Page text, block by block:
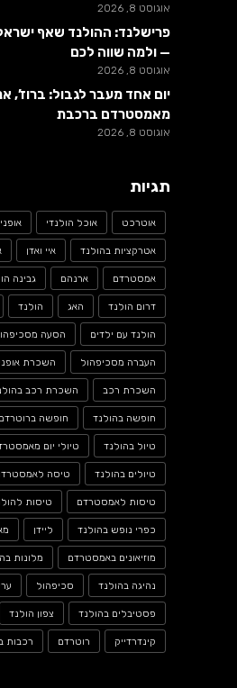
אוגוסט 8, 2026
פרישלנד: ההולנד שאף
— ולמה שווה לכם
אוגוסט 8, 2026
יום אחד מעבר לגבול: ברוז’,
מאמסטרדם ברכבת
אוגוסט 8, 2026
תגיות
אוטרכט אוכל הולנדי
אטרקציות בהולנד איי ואדן
אמסטרדם ארנהם גבינה
דרום הולנד האג הולנד
הולנד עם ילדים הסעה
העברה מסכיפהול השכרת
השכרת רכב השכרת רכב
חופשה בהולנד חופשה ברוטרדם
טיול בהולנד טיולי יום
טיולים בהולנד טיסה
טיסות לאמסטרדם טיסות
כפרי נופש בהולנד ליידן
מוזיאונים באמסטרדם מלונות
נהיגה בהולנד סכיפהול
פסטיבלים בהולנד צפון הולנד
קינדרדייק רוטרדם רכבות